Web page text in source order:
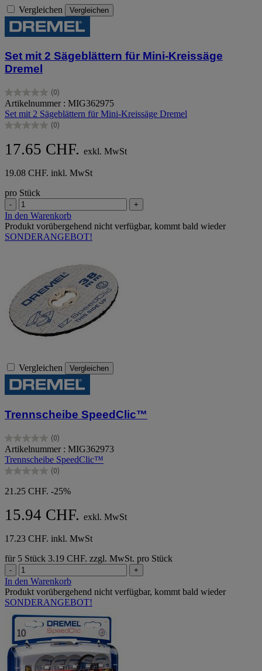
Vergleichen Vergleichen
Set mit 2 Sägeblättern für Mini-Kreissäge
Dremel
(0)
0.0
von
5
Sternen.
Artikelnummer : MIG362975
Set mit 2 Sägeblättern für Mini-Kreissäge Dremel
(0)
0.0
17.65 CHF. exkl. MwSt
19.08 CHF. inkl. MwSt
pro Stück
- +
In den Warenkorb
Produkt vorübergehend nicht verfügbar, kommt bald wieder
SONDERANGEBOT!
Vergleichen Vergleichen
Trennscheibe SpeedClic™
(0)
0.0
von
5
Sternen.
Artikelnummer : MIG362973
Trennscheibe SpeedClic™
(0)
0.0
von
5
21.25 CHF. -25%
15.94 CHF. exkl. MwSt
17.23 CHF. inkl. MwSt
für 5 Stück 3.19 CHF. zzgl. MwSt. pro Stück
- +
In den Warenkorb
Produkt vorübergehend nicht verfügbar, kommt bald wieder
SONDERANGEBOT!